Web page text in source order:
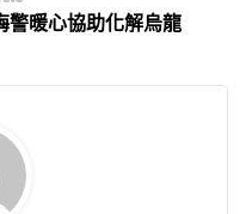
警暖心協助化解烏龍